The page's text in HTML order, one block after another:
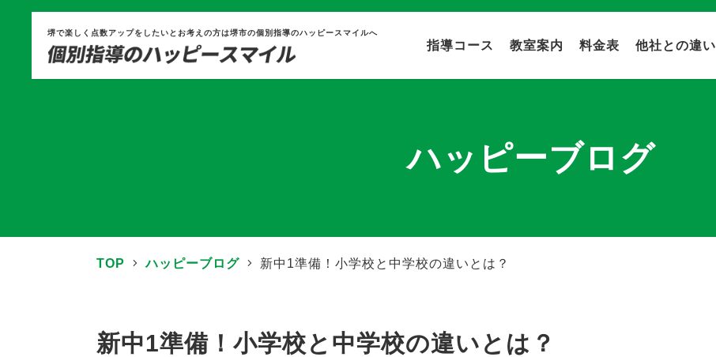
堺で楽しく点数アップをしたいとお考えの方は堺市の個別指導のハッピースマイルへ
指導コース 教室案内 料金表 他社との違い
ハッピーブログ
TOP ハッピーブログ 新中1準備！小学校と中学校の違いとは？
新中1準備！小学校と中学校の違いとは？